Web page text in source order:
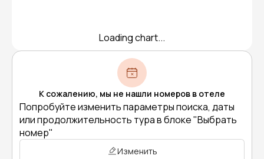
Loading chart...
К сожалению, мы не нашли номеров в отеле
Попробуйте изменить параметры поиска, даты
или продолжительность тура в блоке "Выбрать
номер"
Изменить